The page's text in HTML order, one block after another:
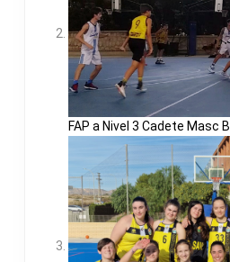
FAP a Nivel 3 Cadete Masc B